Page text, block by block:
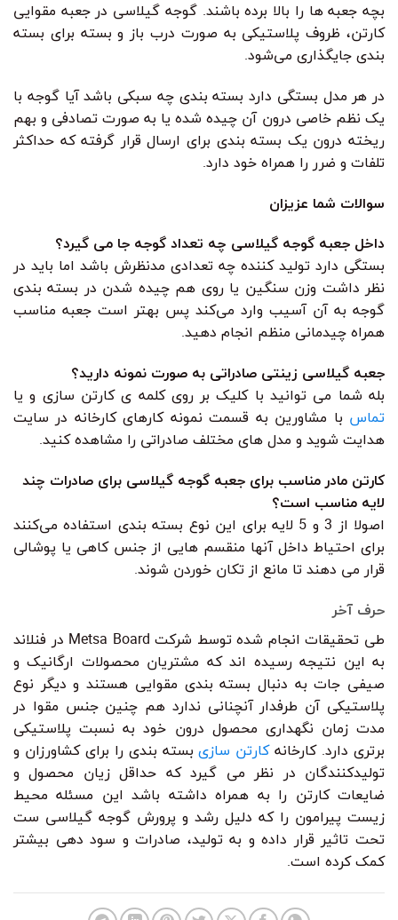
بچه جعبه ها را بالا برده باشند. گوجه گیلاسی در جعبه مقوایی
کارتن، ظروف پلاستیکی به صورت درب باز و بسته برای بسته
بندی جایگذاری می‌شود.
در هر مدل بستگی دارد بسته بندی چه سبکی باشد آیا گوجه با
یک نظم خاصی درون آن چیده شده یا به صورت تصادفی و بهم
ریخته درون یک بسته بندی برای ارسال قرار گرفته که حداکثر
تلفات و ضرر را همراه خود دارد.
سوالات شما عزیزان
داخل جعبه گوجه گیلاسی چه تعداد گوجه جا می گیرد؟
بستگی دارد تولید کننده چه تعدادی مدنظرش باشد اما باید در
نظر داشت وزن سنگین یا روی هم چیده شدن در بسته بندی
گوجه به آن آسیب وارد می‌کند پس بهتر است جعبه مناسب
همراه چیدمانی منظم انجام دهید.
جعبه گیلاسی زینتی صادراتی به صورت نمونه دارید؟
بله شما می توانید با کلیک بر روی کلمه ی کارتن سازی و یا
تماس با مشاورین به قسمت نمونه کارهای کارخانه در سایت
هدایت شوید و مدل های مختلف صادراتی را مشاهده کنید.
کارتن مادر مناسب برای جعبه گوجه گیلاسی برای صادرات چند
لایه مناسب است؟
اصولا از 3 و 5 لایه برای این نوع بسته بندی استفاده می‌کنند
برای احتیاط داخل آنها منقسم هایی از جنس کاهی یا پوشالی
قرار می دهند تا مانع از تکان خوردن شوند.
حرف آخر
طی تحقیقات انجام شده توسط شرکت Metsa Board در فنلاند
به این نتیجه رسیده اند که مشتریان محصولات ارگانیک و
صیفی جات به دنبال بسته بندی مقوایی هستند و دیگر نوع
پلاستیکی آن طرفدار آنچنانی ندارد هم چنین جنس مقوا در
مدت زمان نگهداری محصول درون خود به نسبت پلاستیکی
برتری دارد. کارخانهکارتن سازیبسته بندی را برای کشاورزان و
تولیدکنندگان در نظر می گیرد که حداقل زیان محصول و
ضایعات کارتن را به همراه داشته باشد این مسئله محیط
زیست پیرامون را که دلیل رشد و پرورش گوجه گیلاسی ست
تحت تاثیر قرار داده و به تولید، صادرات و سود دهی بیشتر
کمک کرده است.